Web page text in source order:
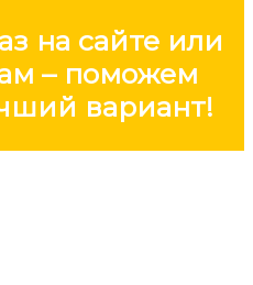
на сайте или
– поможем
вариант!